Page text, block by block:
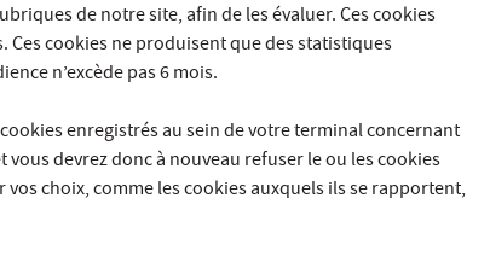
de notre site, afin de les évaluer. Ces cookies
Ces cookies ne produisent que des statistiques
n’excède pas 6 mois.
enregistrés au sein de votre terminal concernant
devrez donc à nouveau refuser le ou les cookies
choix, comme les cookies auxquels ils se rapportent,